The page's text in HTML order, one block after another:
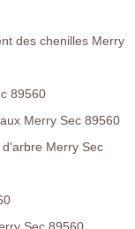
des chenilles Merry
89560
Merry Sec 89560
Merry Sec